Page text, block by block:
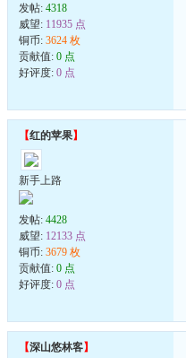
发帖: 4318
威望: 11935 点
铜币: 3624 枚
贡献值: 0 点
好评度: 0 点
【红的苹果】
新手上路
发帖: 4428
威望: 12133 点
铜币: 3679 枚
贡献值: 0 点
好评度: 0 点
【深山悠林客】